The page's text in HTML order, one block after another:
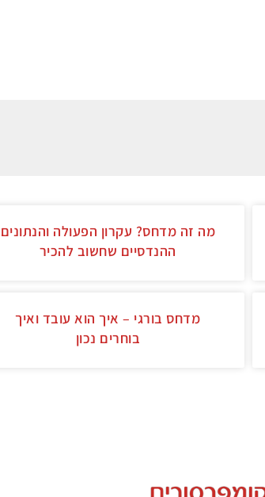
מה זה מדחס? עקרון הפעולה והנתונים
ההנדסיים שחשוב להכיר
מדחס בורגי – איך הוא עובד ואיך
בוחרים נכון